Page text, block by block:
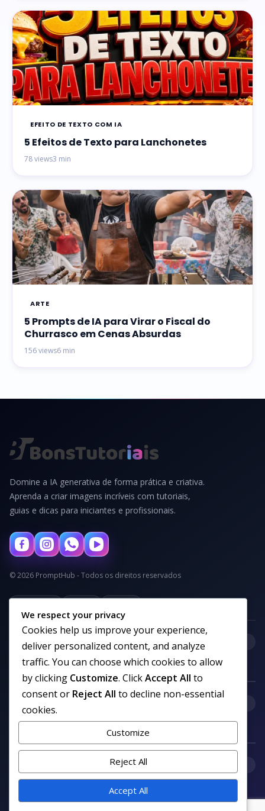
EFEITO DE TEXTO COM IA
5 Efeitos de Texto para Lanchonetes
78 views3 min
ARTE
5 Prompts de IA para Virar o Fiscal do
Churrasco em Cenas Absurdas
156 views6 min
Domine a IA generativa de forma prática e criativa.
Aprenda a criar imagens incríveis com tutoriais,
guias e dicas para iniciantes e profissionais.
© 2026 PromptHub - Todos os direitos reservados
Categorias
We respect your privacy
Cookies help us improve your experience,
deliver personalized content, and analyze
traffic. You can choose which cookies to allow
by clicking Customize. ClickAccept All to
consent or Reject All to decline non-essential
cookies.
Customize
Reject All
Accept All